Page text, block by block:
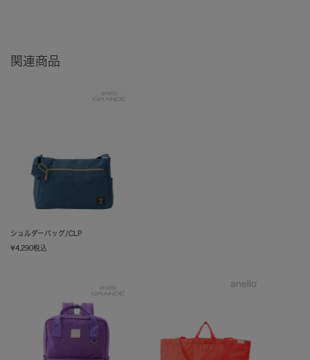
関連商品
ショルダーバッグ/CLP
¥4,290税込